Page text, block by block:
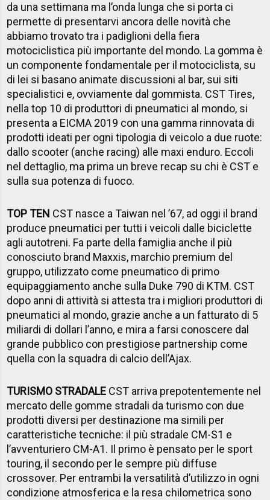
da una settimana ma l’onda lunga che si porta ci
permette di presentarvi ancora delle novità che
abbiamo trovato tra i padiglioni della fiera
motociclistica più importante del mondo. La gomma è
un componente fondamentale per il motociclista, su
di lei si basano animate discussioni al bar, sui siti
specialistici e, ovviamente dal gommista. CST Tires,
nella top 10 di produttori di pneumatici al mondo, si
presenta a EICMA 2019 con una gamma rinnovata di
prodotti ideati per ogni tipologia di veicolo a due ruote:
dallo scooter (anche racing) alle maxi enduro. Eccoli
nel dettaglio, ma prima un breve recap su chi è CST e
sulla sua potenza di fuoco.
TOP TEN CST nasce a Taiwan nel ’67, ad oggi il brand
produce pneumatici per tutti i veicoli dalle biciclette
agli autotreni. Fa parte della famiglia anche il più
conosciuto brand Maxxis, marchio premium del
gruppo, utilizzato come pneumatico di primo
equipaggiamento anche sulla Duke 790 di KTM. CST
dopo anni di attività si attesta tra i migliori produttori di
pneumatici al mondo, grazie anche a un fatturato di 5
miliardi di dollari l’anno, e mira a farsi conoscere dal
grande pubblico con prestigiose partnership come
quella con la squadra di calcio dell’Ajax.
TURISMO STRADALE CST arriva prepotentemente nel
mercato delle gomme stradali da turismo con due
prodotti diversi per destinazione ma simili per
caratteristiche tecniche: il più stradale CM-S1 e
l’avventuriero CM-A1. Il primo è pensato per le sport
touring, il secondo per le sempre più diffuse
crossover. Per entrambi la versatilità d’utilizzo in ogni
condizione atmosferica e la resa chilometrica sono